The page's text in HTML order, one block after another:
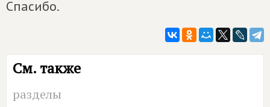
Спасибо.
См. также
разделы